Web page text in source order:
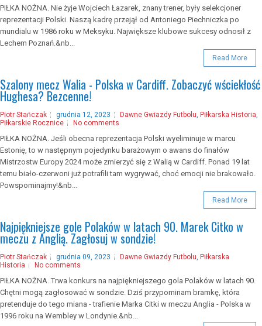
PIŁKA NOŻNA. Nie żyje Wojciech Łazarek, znany trener, były selekcjoner
reprezentacji Polski. Naszą kadrę przejął od Antoniego Piechniczka po
mundialu w 1986 roku w Meksyku. Największe klubowe sukcesy odnosił z
Lechem Poznań.&nb...
Read More
Szalony mecz Walia - Polska w Cardiff. Zobaczyć wściekłość
Hughesa? Bezcenne!
Piotr Stańczak grudnia 12, 2023 Dawne Gwiazdy Futbolu, Piłkarska Historia,
Piłkarskie Rocznice
No comments
PIŁKA NOŻNA. Jeśli obecna reprezentacja Polski wyeliminuje w marcu
Estonię, to w następnym pojedynku barażowym o awans do finałów
Mistrzostw Europy 2024 może zmierzyć się z Walią w Cardiff. Ponad 19 lat
temu biało-czerwoni już potrafili tam wygrywać, choć emocji nie brakowało.
Powspominajmy!&nb...
Read More
Najpiękniejsze gole Polaków w latach 90. Marek Citko w
meczu z Anglią. Zagłosuj w sondzie!
Piotr Stańczak grudnia 09, 2023 Dawne Gwiazdy Futbolu, Piłkarska
Historia
No comments
PIŁKA NOŻNA. Trwa konkurs na najpiękniejszego gola Polaków w latach 90.
Chętni mogą zagłosować w sondzie. Dziś przypominam bramkę, która
pretenduje do tego miana - trafienie Marka Citki w meczu Anglia - Polska w
1996 roku na Wembley w Londynie.&nb...